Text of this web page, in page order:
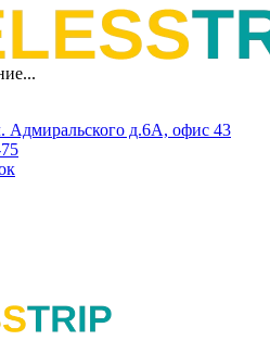
Адмиральского д.6А, офис 43